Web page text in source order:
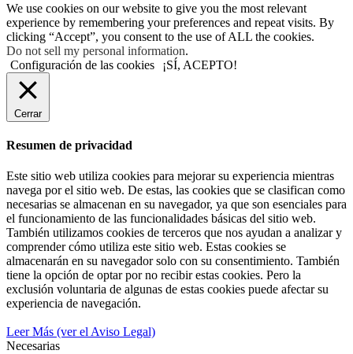
We use cookies on our website to give you the most relevant
experience by remembering your preferences and repeat visits. By
clicking “Accept”, you consent to the use of ALL the cookies.
Do not sell my personal information.
Configuración de las cookies
¡SÍ, ACEPTO!
Cerrar
Resumen de privacidad
Este sitio web utiliza cookies para mejorar su experiencia mientras
navega por el sitio web. De estas, las cookies que se clasifican como
necesarias se almacenan en su navegador, ya que son esenciales para
el funcionamiento de las funcionalidades básicas del sitio web.
También utilizamos cookies de terceros que nos ayudan a analizar y
comprender cómo utiliza este sitio web. Estas cookies se
almacenarán en su navegador solo con su consentimiento. También
tiene la opción de optar por no recibir estas cookies. Pero la
exclusión voluntaria de algunas de estas cookies puede afectar su
experiencia de navegación.
Leer Más (ver el Aviso Legal)
Necesarias